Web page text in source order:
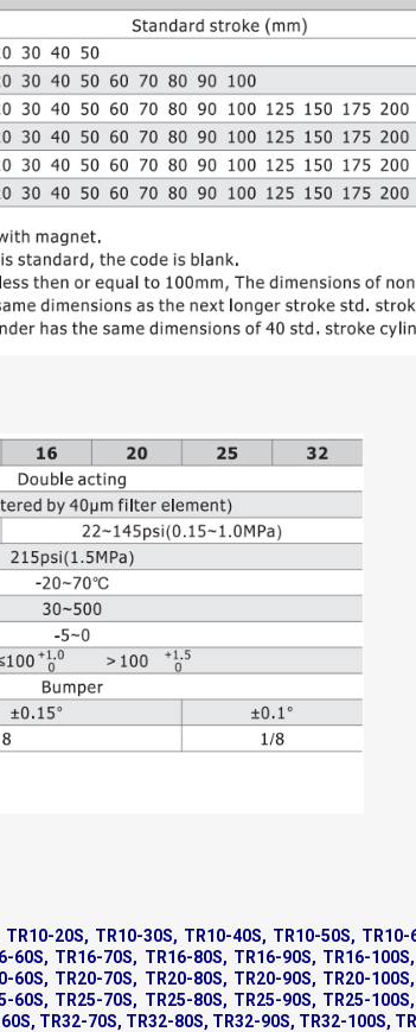
20S, TR10-30S, TR10-40S, TR10-50S,
TR16-70S, TR16-80S, TR16-90S, TR16-
TR20-70S, TR20-80S, TR20-90S, TR20-
TR25-70S, TR25-80S, TR25-90S, TR25-
TR32-70S, TR32-80S, TR32-90S, TR32-100S,